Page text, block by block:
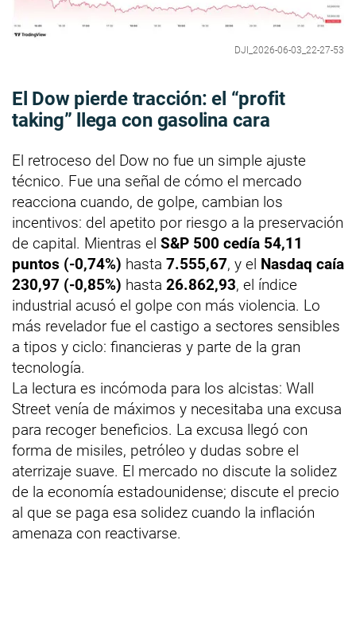
DJI_2026-06-03_22-27-53
El Dow pierde tracción: el “profit
taking” llega con gasolina cara
El retroceso del Dow no fue un simple ajuste
técnico. Fue una señal de cómo el mercado
reacciona cuando, de golpe, cambian los
incentivos: del apetito por riesgo a la preservación
de capital. Mientras el S&P 500 cedía 54,11
puntos (-0,74%) hasta 7.555,67, y el Nasdaq caía
230,97 (-0,85%) hasta 26.862,93, el índice
industrial acusó el golpe con más violencia. Lo
más revelador fue el castigo a sectores sensibles
a tipos y ciclo: financieras y parte de la gran
tecnología.
La lectura es incómoda para los alcistas: Wall
Street venía de máximos y necesitaba una excusa
para recoger beneficios. La excusa llegó con
forma de misiles, petróleo y dudas sobre el
aterrizaje suave. El mercado no discute la solidez
de la economía estadounidense; discute el precio
al que se paga esa solidez cuando la inflación
amenaza con reactivarse.